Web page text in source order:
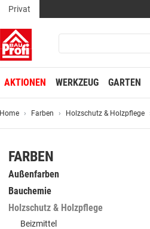
Privat
AKTIONEN WERKZEUG GARTEN
Home Farben Holzschutz & Holzpflege
FARBEN
Außenfarben
Bauchemie
Holzschutz & Holzpflege
Beizmittel